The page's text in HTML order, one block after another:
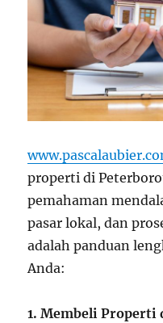
properti di
pemahaman
pasar lokal, dan
adalah panduan
Anda:
1. Membeli Properti